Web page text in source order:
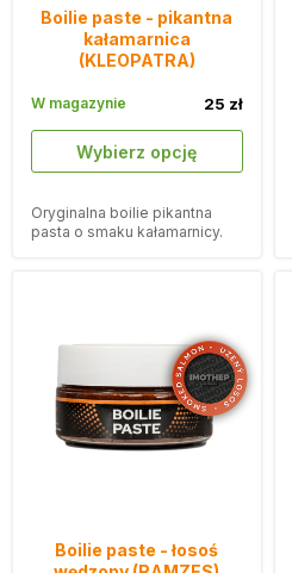
Boilie paste - pikantna
kałamarnica
(KLEOPATRA)
Wybierz opcję
25 zł
W magazynie
Oryginalna boilie pikantna
pasta o smaku kałamarnicy.
Boilie paste - łosoś